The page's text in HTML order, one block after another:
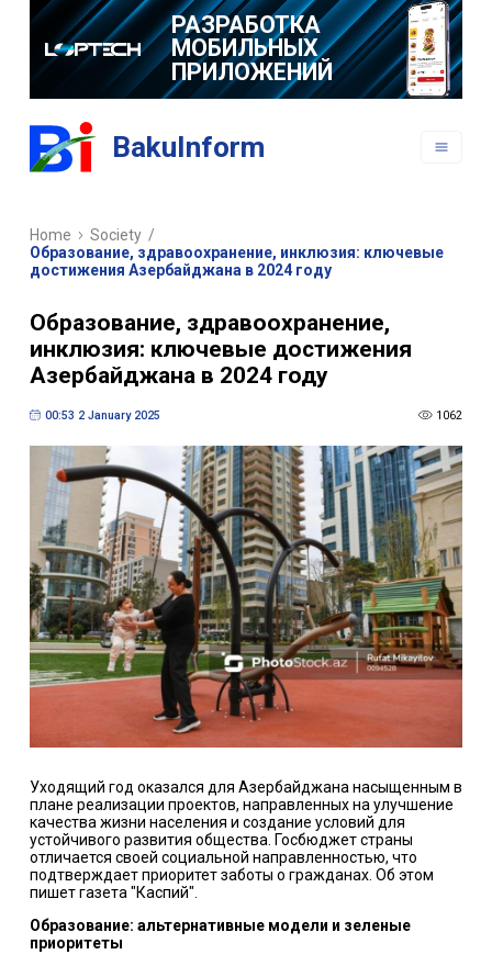
РАЗРАБОТКА
МОБИЛЬНЫХ
ПРИЛОЖЕНИЙ
BakuInform
Home Society /
Образование, здравоохранение, инклюзия: ключевые
достижения Азербайджана в 2024 году
Образование, здравоохранение,
инклюзия: ключевые достижения
Азербайджана в 2024 году
00:53 2 January 2025 1062
Уходящий год оказался для Азербайджана насыщенным в
плане реализации проектов, направленных на улучшение
качества жизни населения и создание условий для
устойчивого развития общества. Госбюджет страны
отличается своей социальной направленностью, что
подтверждает приоритет заботы о гражданах. Об этом
пишет газета "Каспий".
Образование: альтернативные модели и зеленые
приоритеты